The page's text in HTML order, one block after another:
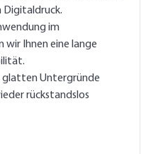
Digitaldruck.
im
wir Ihnen eine lange
glatten Untergründe
rückstandslos